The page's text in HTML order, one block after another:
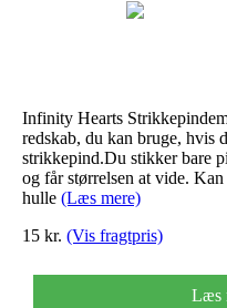
Infinity Hearts
redskab, du kan bruge, hvis
strikkepind.Du stikker bare
og får størrelsen at vide.
hulle (Læs mere)
15 kr. (Vis fragtpris)
Læs